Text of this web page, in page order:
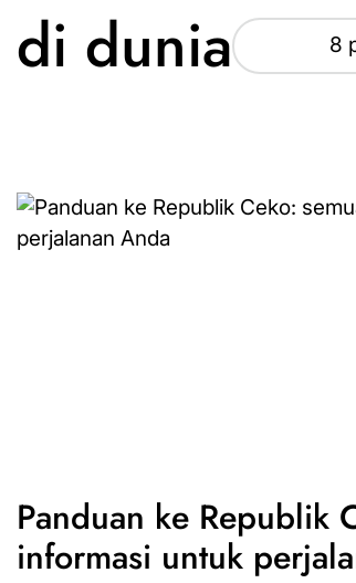
di dunia 8
Panduan ke Republik
informasi untuk